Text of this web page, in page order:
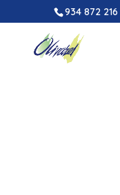
934 872 216